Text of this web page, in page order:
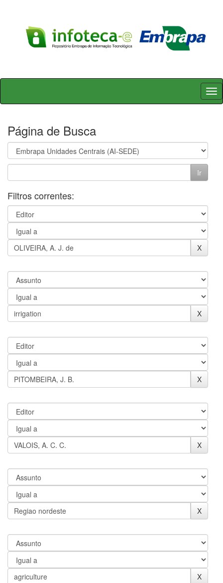
Skip
Página de Busca
Filtros correntes: